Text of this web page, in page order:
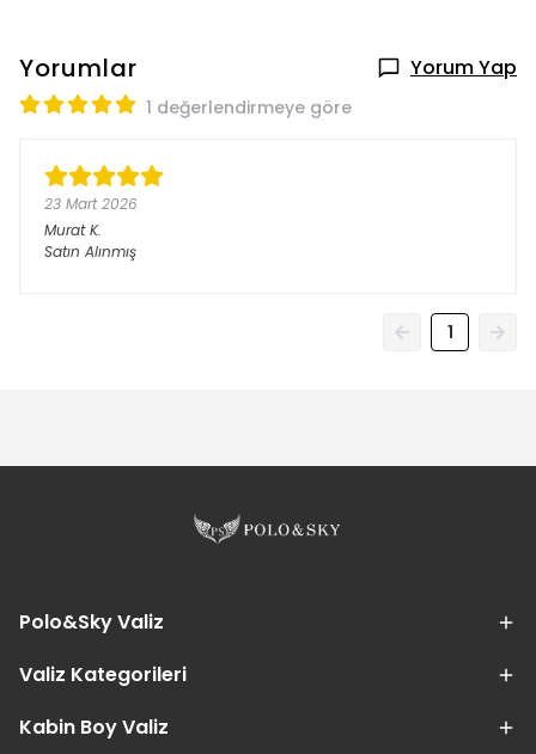
Yorumlar Yorum Yap
1 değerlendirmeye göre
23 Mart 2026
Murat K.
Satın Alınmış
1
Polo&Sky Valiz
Valiz Kategorileri
Kabin Boy Valiz